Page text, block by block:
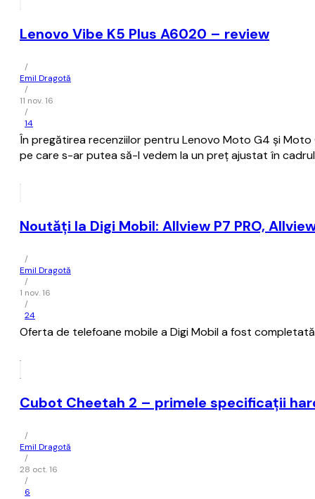
Lenovo Vibe K5 Plus A6020 – review
/
Emil Dragotă
/
11 nov. 16
/
14
În pregătirea recenziilor pentru Lenovo Moto G4 și Moto
pe care s-ar putea să-l vedem la un preț ajustat în
Noutăți la Digi Mobil: Allview P7 PRO,
/
Emil Dragotă
/
1 nov. 16
/
24
Oferta de telefoane mobile a Digi Mobil a fost completată
Cubot Cheetah 2 – primele specificații
/
Emil Dragotă
/
28 oct. 16
/
6